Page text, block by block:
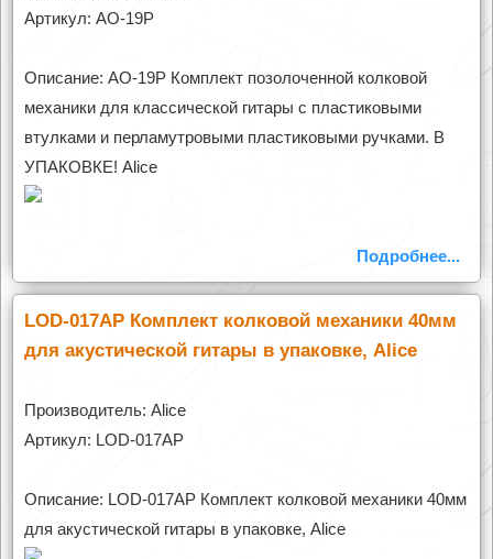
Артикул: AO-19P
Описание: AO-19P Комплект позолоченной колковой
механики для классической гитары с пластиковыми
втулками и перламутровыми пластиковыми ручками. В
УПАКОВКЕ! Alice
Подробнее...
LOD-017AP Комплект колковой механики 40мм
для акустической гитары в упаковке, Alice
Производитель: Alice
Артикул: LOD-017AP
Описание: LOD-017AP Комплект колковой механики 40мм
для акустической гитары в упаковке, Alice